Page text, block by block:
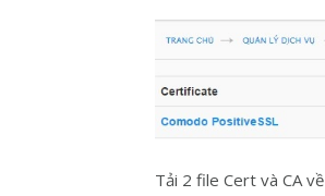
Tải 2 file Cert và CA về